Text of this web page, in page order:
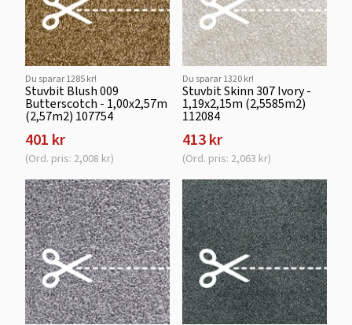
Du sparar 1285 kr!
Stuvbit Blush 009
Butterscotch - 1,00x2,57m
(2,57m2) 107754
401 kr
(Ord. pris: 2,008 kr)
Du sparar 1320 kr!
Stuvbit Skinn 307 Ivory -
1,19x2,15m (2,5585m2)
112084
413 kr
(Ord. pris: 2,063 kr)